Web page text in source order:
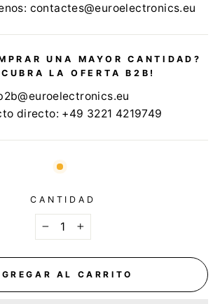
contactes@euroelectronics.eu
UNA MAYOR CANTIDAD?
LA OFERTA B2B!
directo: +49 3221 4219749
CANTIDAD
+
AL CARRITO